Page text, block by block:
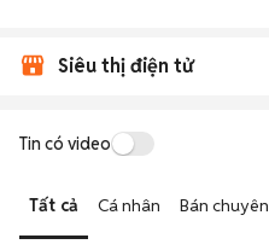
Siêu thị điện tử
Tin có video
Tất cả Cá nhân Bán chuyên